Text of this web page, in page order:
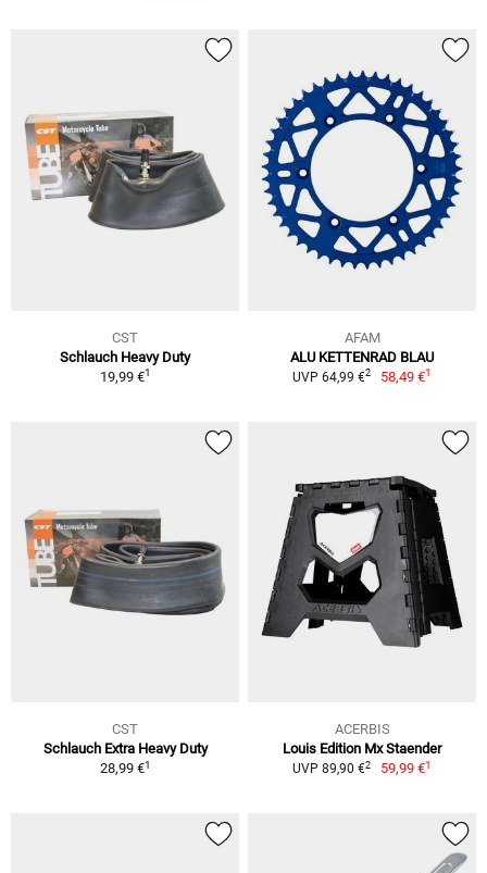
CST
Schlauch Heavy Duty
19,99 €1
AFAM
ALU KETTENRAD BLAU
UVP 64,99 €2 58,49 €1
CST
Schlauch Extra Heavy Duty
28,99 €1
ACERBIS
Louis Edition Mx Staender
UVP 89,90 €2 59,99 €1